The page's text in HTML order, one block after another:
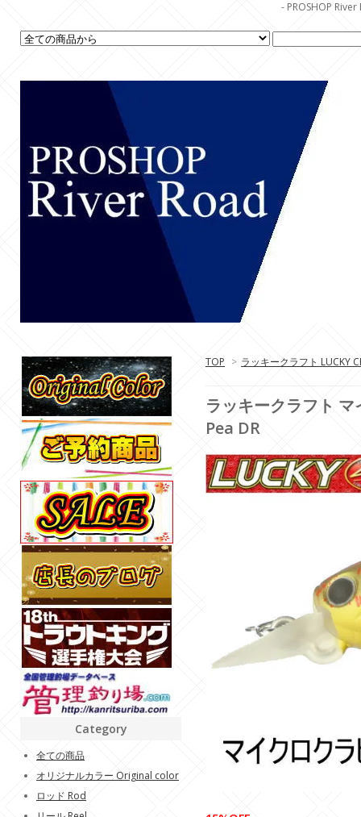
- PROSHOP
TOP > ラッキークラフト LUCKY
ラッキークラフト
Pea DR
Category
全ての商品
オリジナルカラー Original color
ロッド Rod